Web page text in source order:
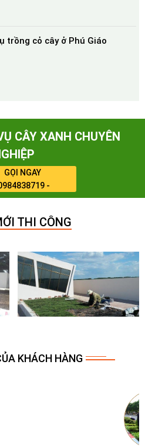
trồng cỏ cây ở Phú Giáo
CÂY XANH CHUYÊN
GỌI NGAY
-
THI CÔNG
KHÁCH HÀNG